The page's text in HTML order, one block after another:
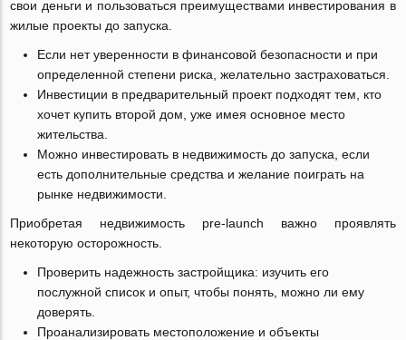
свои деньги и пользоваться преимуществами инвестирования в
жилые проекты до запуска.
Если нет уверенности в финансовой безопасности и при
определенной степени риска, желательно застраховаться.
Инвестиции в предварительный проект подходят тем, кто
хочет купить второй дом, уже имея основное место
жительства.
Можно инвестировать в недвижимость до запуска, если
есть дополнительные средства и желание поиграть на
рынке недвижимости.
Приобретая недвижимость pre-launch важно проявлять
некоторую осторожность.
Проверить надежность застройщика: изучить его
послужной список и опыт, чтобы понять, можно ли ему
доверять.
Проанализировать местоположение и объекты